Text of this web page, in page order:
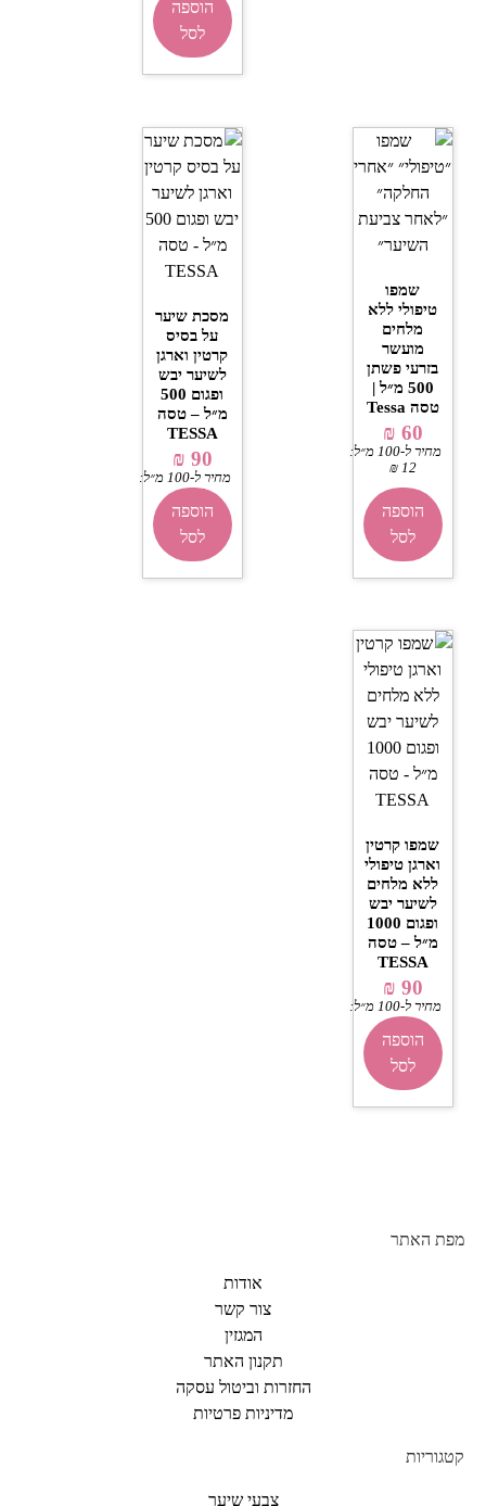
הוספה
לסל
שמפו
טיפולי ללא
מלחים
מועשר
בזרעי פשתן
500 מ״ל |
טסה Tessa
₪ 60
מחיר ל-100 מ״ל:
₪12
הוספה
לסל
מסכת שיער
על בסיס
קרטין וארגן
לשיער יבש
ופגום 500
מ״ל – טסה
TESSA
₪ 90
מחיר ל-100 מ״ל:
₪
18
הוספה
לסל
שמפו קרטין
וארגן טיפולי
ללא מלחים
לשיער יבש
ופגום 1000
מ״ל – טסה
TESSA
₪ 90
מחיר ל-100 מ״ל:
הוספה
לסל
מפת האתר
אודות
צור קשר
המגזין
תקנון האתר
החזרות וביטול עסקה
מדיניות פרטיות
קטגוריות
צבעי שיער